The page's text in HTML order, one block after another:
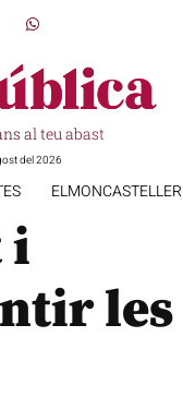
al teu abast
del 2026
ELMONCASTELLER
i
les